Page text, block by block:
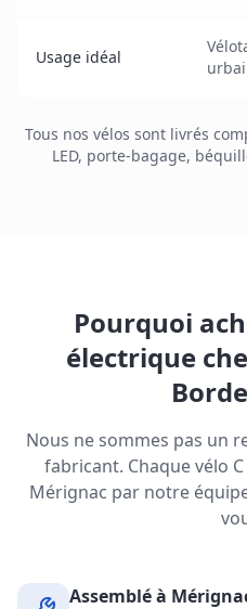
Usage idéal
Tous nos vélos sont livrés
LED, porte-bagage,
Pourquoi
électrique
Nous ne sommes pas un
fabricant. Chaque vélo
Mérignac par notre
Assemblé à